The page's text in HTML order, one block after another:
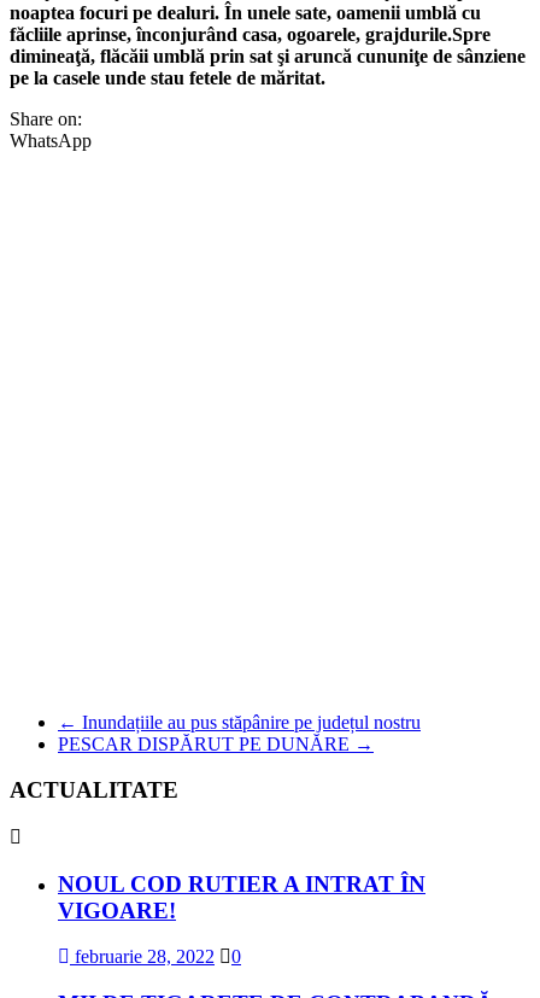
noaptea focuri pe dealuri. În unele sate, oamenii umblă cu
făcliile aprinse, înconjurând casa, ogoarele, grajdurile.Spre
dimineaţă, flăcăii umblă prin sat şi aruncă cununiţe de sânziene
pe la casele unde stau fetele de măritat.
Share on:
WhatsApp
← Inundațiile au pus stăpânire pe județul nostru
PESCAR DISPĂRUT PE DUNĂRE →
ACTUALITATE
NOUL COD RUTIER A INTRAT ÎN
VIGOARE!
februarie 28, 2022 0